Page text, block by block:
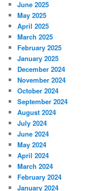
June 2025
May 2025
April 2025
March 2025
February 2025
January 2025
December 2024
November 2024
October 2024
September 2024
August 2024
July 2024
June 2024
May 2024
April 2024
March 2024
February 2024
January 2024